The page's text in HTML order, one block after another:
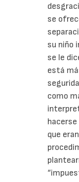
se
su niño
se le
está
como
que